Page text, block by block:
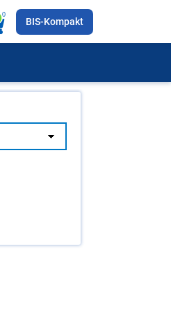
0
BIS-Kompakt